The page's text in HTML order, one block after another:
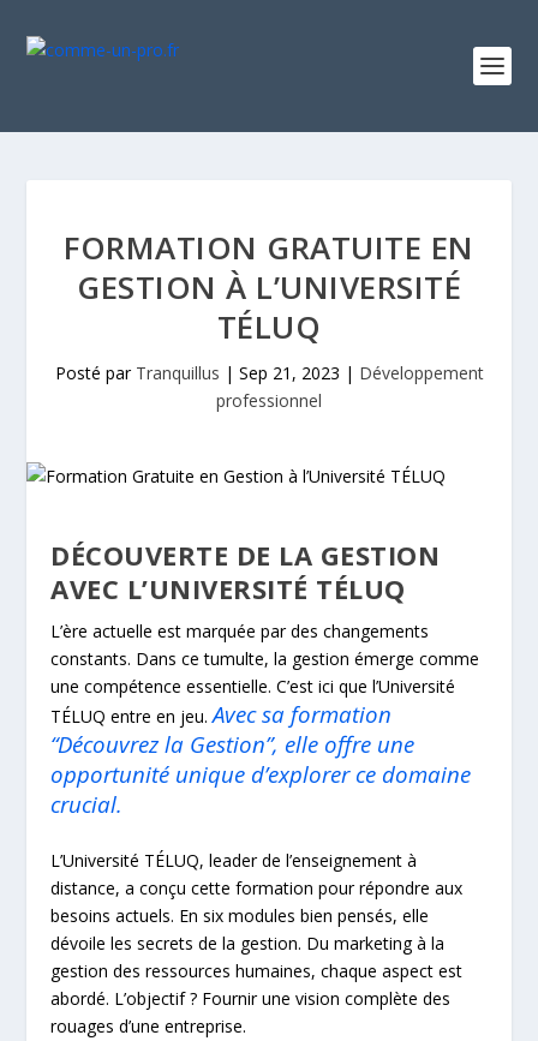
FORMATION GRATUITE EN
GESTION À L’UNIVERSITÉ
TÉLUQ
Posté par Tranquillus | Sep 21, 2023 | Développement
professionnel
DÉCOUVERTE DE LA GESTION
AVEC L’UNIVERSITÉ TÉLUQ
L’ère actuelle est marquée par des changements
constants. Dans ce tumulte, la gestion émerge comme
une compétence essentielle. C’est ici que l’Université
TÉLUQ entre en jeu.Avec sa formation
“Découvrez la Gestion”, elle offre une
opportunité unique d’explorer ce domaine
crucial.
L’Université TÉLUQ, leader de l’enseignement à
distance, a conçu cette formation pour répondre aux
besoins actuels. En six modules bien pensés, elle
dévoile les secrets de la gestion. Du marketing à la
gestion des ressources humaines, chaque aspect est
abordé. L’objectif ? Fournir une vision complète des
rouages d’une entreprise.